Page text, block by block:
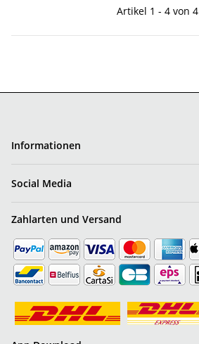
Artikel 1 - 4 von 4
Informationen
Social Media
Zahlarten und Versand